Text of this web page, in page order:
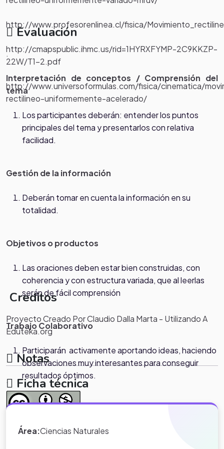
http://www.profesorenlinea.cl/fisica/
http://cmapspublic.ihmc.us/rid=1HYRXFYMP-2C9KKZP-
22W/T1-2.pdf
http://www.universoformulas.com/fisica/cinematica/
rectilineo-uniformemente-acelerado/
Evaluación
.
Interpretación de conceptos / Comprensión del
tema
Los participantes deberán: entender los puntos
principales del tema y presentarlos con relativa
facilidad.
Gestión de la información
Deberán tomar en cuenta la información en su
totalidad.
Objetivos o productos
Las oraciones deben estar bien construidas, con
coherencia y con estructura variada, que al leerlas
serán de fácil comprensión
Trabajo Colaborativo
Participarán activamente aportando ideas, haciendo
observaciones muy interesantes para conseguir
resultados óptimos.
Presentación final
Describirán las características del Power Point final
Notas
.
Creditos
Proyecto Creado Por Claudio Dalla Marta - Utilizando A
Eduteka.org
*Nota:
aparece en los Proyectos de Clase
Ficha técnica
Área:Ciencias Naturales